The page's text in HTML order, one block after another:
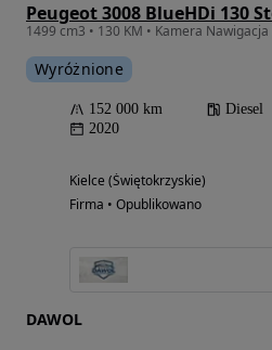
Wyróżnione
152 000 km Diesel
2020
Kielce (Świętokrzyskie)
Firma • Opublikowano
DAWOL